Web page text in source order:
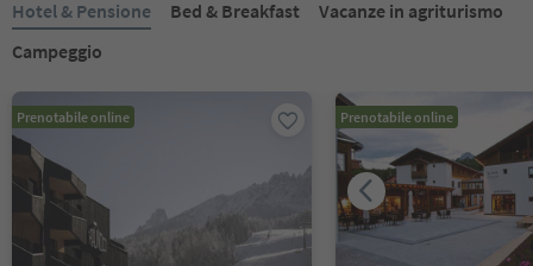
Hotel & Pensione Bed & Breakfast
Vacanze in agriturismo
Campeggio
Prenotabile online Prenotabile online